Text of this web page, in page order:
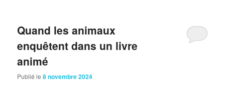
Quand les animaux
enquêtent dans un livre
animé
Publié le8 novembre 2024